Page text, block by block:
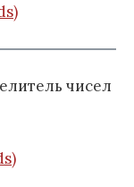
чисел